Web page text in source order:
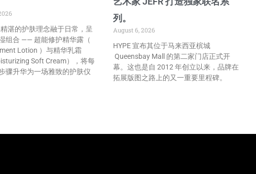
湛的护肤理念融于日常，呈
组合 —— 超能修护精华露（
Lotion ）与精华乳霜
Soft Cream），将每
骤升华为一场雅致的护肤仪
列。
August 6, 2026
HYPE 宣布其位于马来西亚槟城
Queensbay Mall 的第二家门店正式开
幕。这也是自 2012 年创立以来，品牌在
拓展版图之路上的又一重要里程碑。